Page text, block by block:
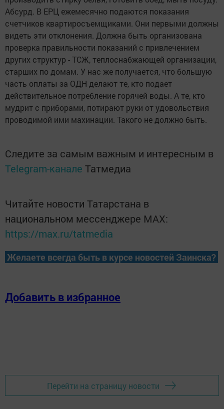
Абсурд. В ЕРЦ ежемесячно подаются показания
счетчиков квартиросъемщиками. Они первыми должны
видеть эти отклонения. Должна быть организована
проверка правильности показаний с привлечением
других структур - ТСЖ, теплоснабжающей организации,
старших по домам. У нас же получается, что большую
часть оплаты за ОДН делают те, кто подает
действительное потребление горячей воды. А те, кто
мудрит с приборами, потирают руки от удовольствия
проводимой ими махинации. Такого не должно быть.
Следите за самым важным и интересным в
Telegram-канале Татмедиа
Читайте новости Татарстана в
национальном мессенджере MАХ:
https://max.ru/tatmedia
Желаете всегда быть в курсе новостей Заинска?
Добавить в избранное
Перейти на страницу новости